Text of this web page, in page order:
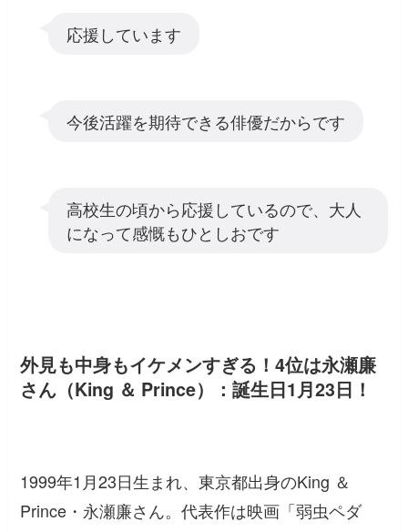
応援しています
今後活躍を期待できる俳優だからです
高校生の頃から応援しているので、大人
になって感慨もひとしおです
外見も中身もイケメンすぎる！4位は永瀬廉
さん（King ＆ Prince）：誕生日1月23日！
1999年1月23日生まれ、東京都出身のKing ＆
Prince・永瀬廉さん。代表作は映画「弱虫ペダ